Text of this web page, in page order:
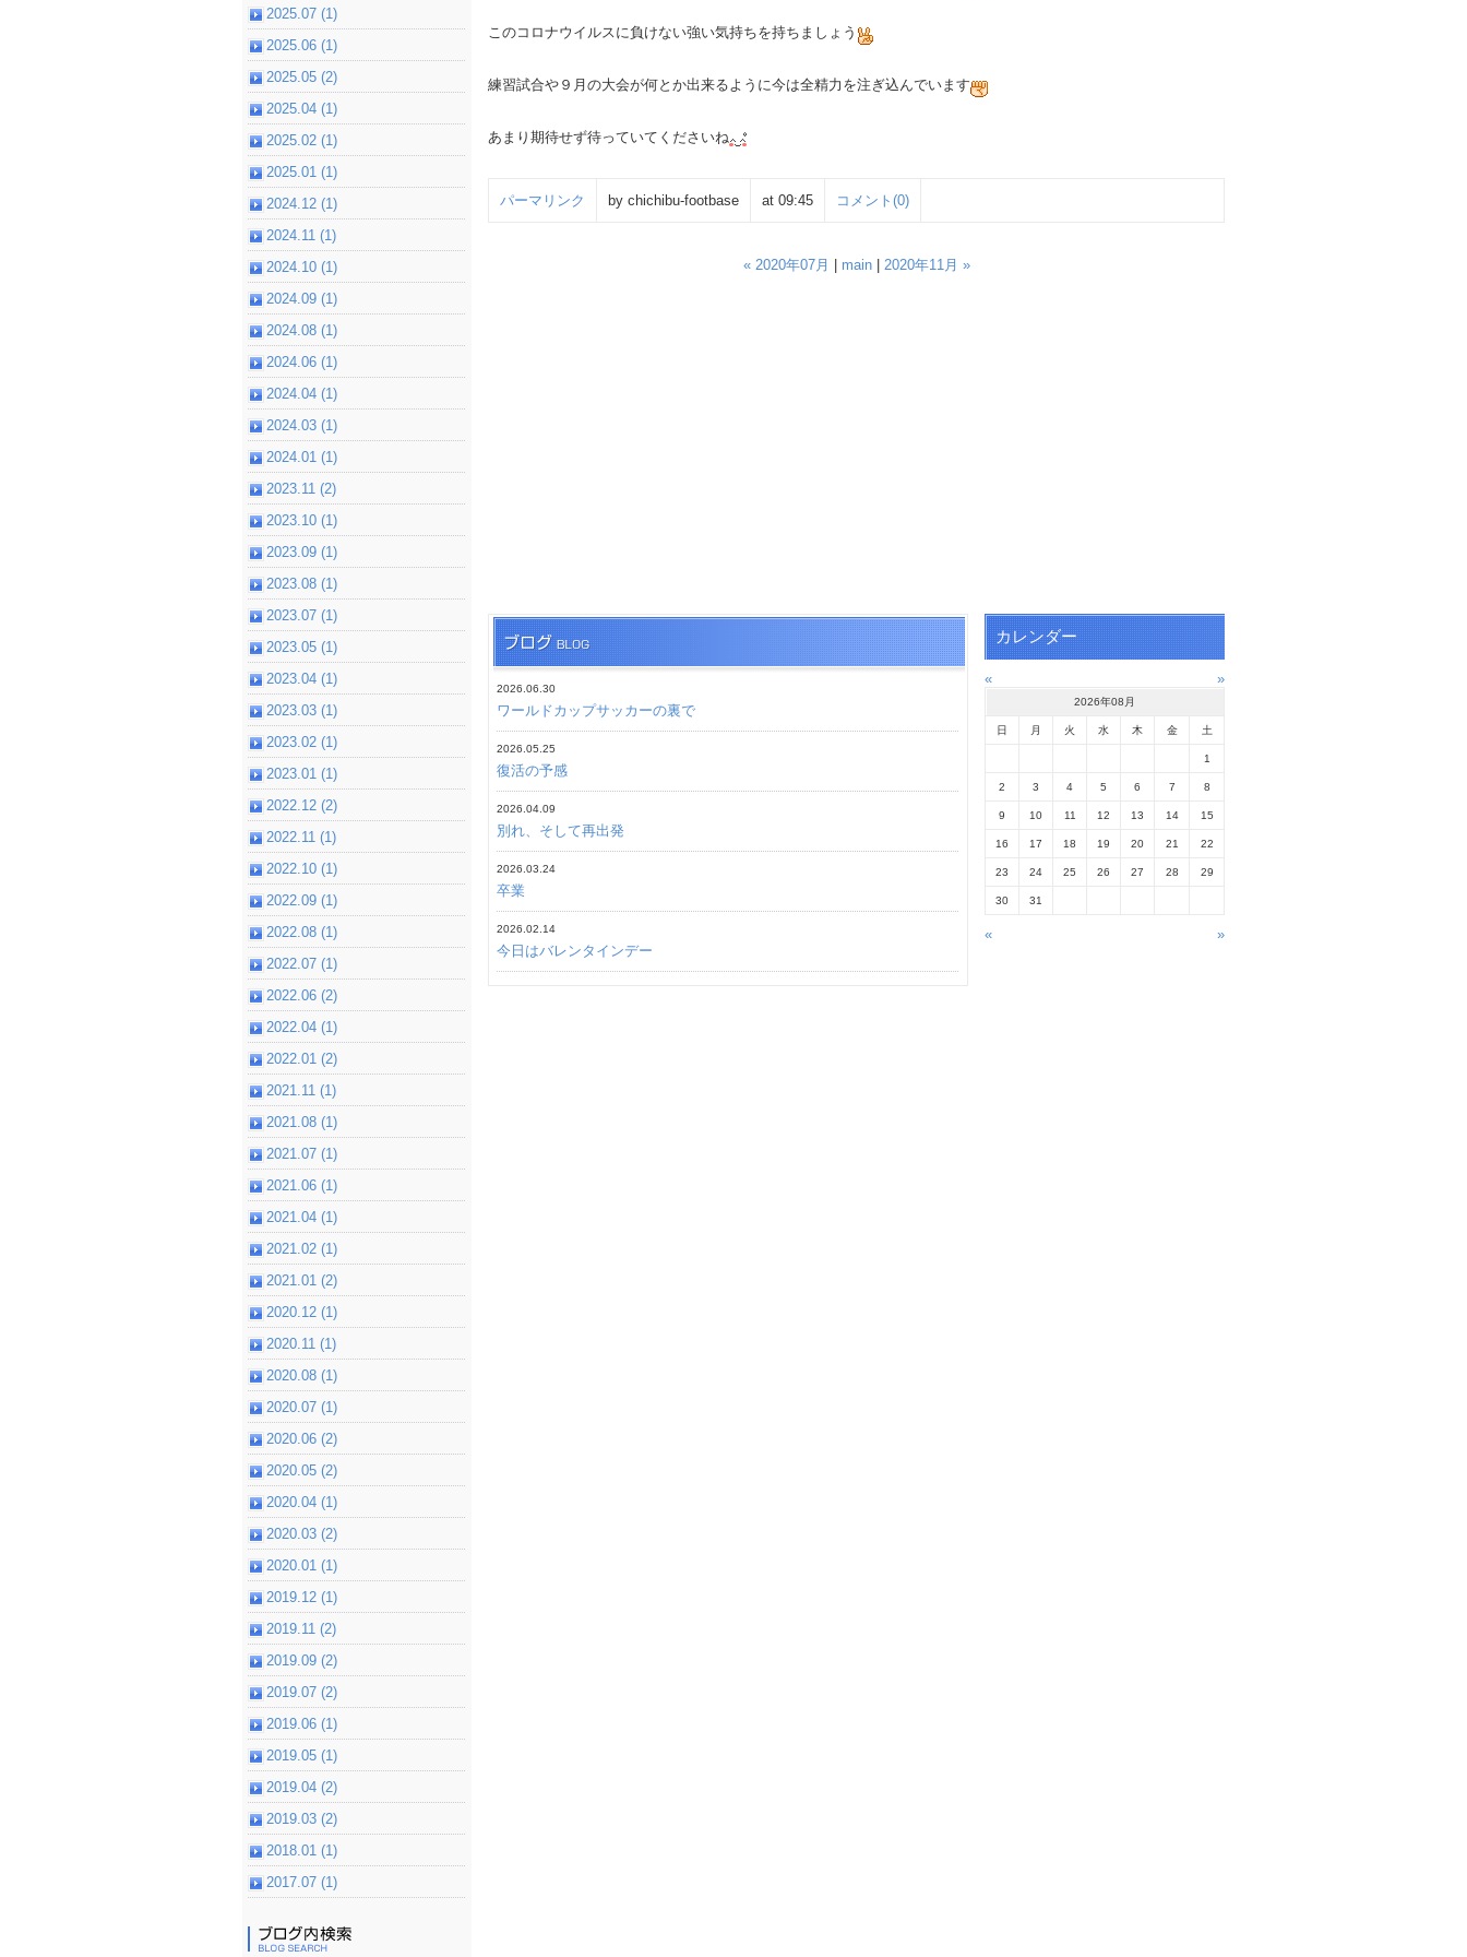
このコロナウイルスに負けない強い気持ちを持ちましょう
練習試合や９月の大会が何とか出来るように今は全精力を注ぎ込んでいます
あまり期待せず待っていてくださいね
パーマリンク by chichibu-footbase at 09:45 コメント(0)
« 2020年07月 main| 2020年11月 »
2026.06.30
ワールドカップサッカーの裏で
2026.05.25
復活の予感
2026.04.09
別れ、そして再出発
2026.03.24
卒業
2026.02.14
今日はバレンタインデー
カレンダー
« »
2026年08月
日 月 火 水 木 金 土
1
2 3 4 5 6 7 8
9 10 11 12 13 14 15
16 17 18 19 20 21 22
23 24 25 26 27 28 29
30 31
« »
2025.07 (1)
2025.06 (1)
2025.05 (2)
2025.04 (1)
2025.02 (1)
2025.01 (1)
2024.12 (1)
2024.11 (1)
2024.10 (1)
2024.09 (1)
2024.08 (1)
2024.06 (1)
2024.04 (1)
2024.03 (1)
2024.01 (1)
2023.11 (2)
2023.10 (1)
2023.09 (1)
2023.08 (1)
2023.07 (1)
2023.05 (1)
2023.04 (1)
2023.03 (1)
2023.02 (1)
2023.01 (1)
2022.12 (2)
2022.11 (1)
2022.10 (1)
2022.09 (1)
2022.08 (1)
2022.07 (1)
2022.06 (2)
2022.04 (1)
2022.01 (2)
2021.11 (1)
2021.08 (1)
2021.07 (1)
2021.06 (1)
2021.04 (1)
2021.02 (1)
2021.01 (2)
2020.12 (1)
2020.11 (1)
2020.08 (1)
2020.07 (1)
2020.06 (2)
2020.05 (2)
2020.04 (1)
2020.03 (2)
2020.01 (1)
2019.12 (1)
2019.11 (2)
2019.09 (2)
2019.07 (2)
2019.06 (1)
2019.05 (1)
2019.04 (2)
2019.03 (2)
2018.01 (1)
2017.07 (1)